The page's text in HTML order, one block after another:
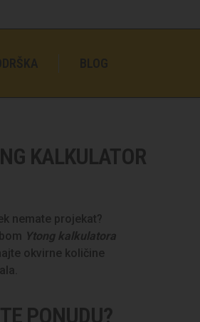
BLOG
KALKULATOR
nemate projekat?
Ytong kalkulatora
okvirne količine
PONUDU?